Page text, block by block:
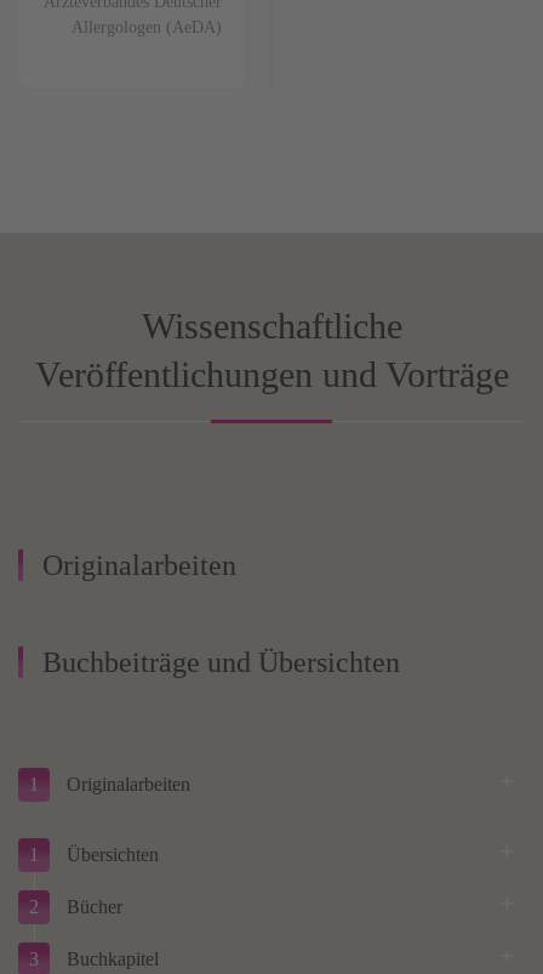
Allergologen (AeDA)
Wissenschaftliche
Veröffentlichungen und Vorträge
Originalarbeiten
Buchbeiträge und Übersichten
1 Originalarbeiten
1 Übersichten
2 Bücher
3 Buchkapitel